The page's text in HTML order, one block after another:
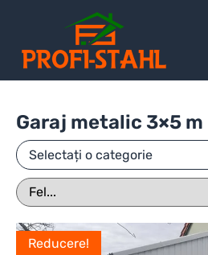
Garaj metalic 3×5 m
Selectați o categorie
Reducere!